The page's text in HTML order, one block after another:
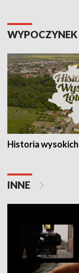
WYPOCZYNEK
Historia
INNE